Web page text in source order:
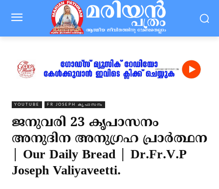
YOUTUBE FR JOSEPH കൃപാസനം
ജനുവരി 23 കൃപാസനം
അനുദിന അനുഗ്രഹ പ്രാർത്ഥന
| Our Daily Bread | Dr.Fr.V.P
Joseph Valiyaveetti.